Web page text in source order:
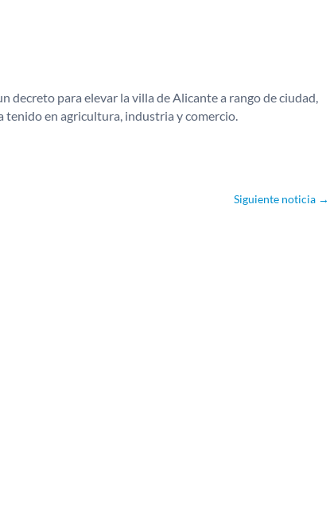
decreto para elevar la villa de Alicante a rango de ciudad,
tenido en agricultura, industria y comercio.
Siguiente noticia →